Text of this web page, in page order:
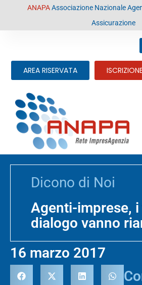
contenutoANAPAAssociazione Nazionale
Assicurazione
AREA RISERVATA ISCRIZIONE
Dicono di Noi
Agenti-imprese,
dialogo vanno
16 marzo 2017